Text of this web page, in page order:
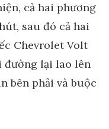
cả hai phương
sau đó cả hai
Chevrolet Volt
đường lại lao lên
bên phải và buộc